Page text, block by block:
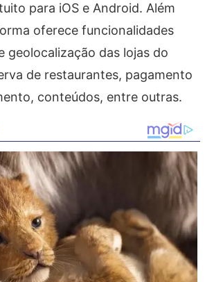
para iOS e Android. Além
oferece funcionalidades
geolocalização das lojas do
de restaurantes, pagamento
conteúdos, entre outras.